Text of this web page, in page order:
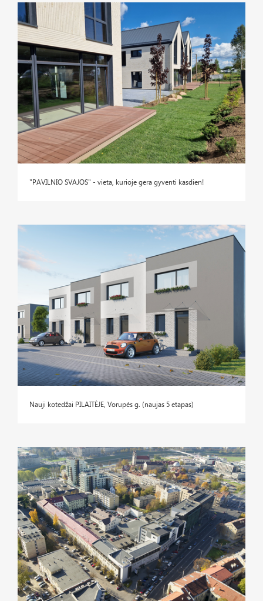
"PAVILNIO SVAJOS" - vieta, kurioje gera gyventi kasdien!
Nauji kotedžai PILAITĖJE, Vorupės g. (naujas 5 etapas)